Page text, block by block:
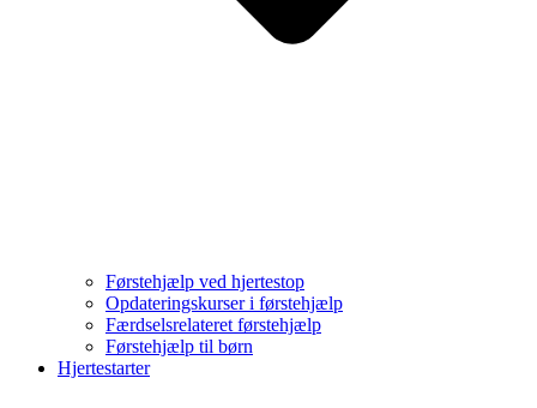
Førstehjælp ved hjertestop
Opdateringskurser i førstehjælp
Færdselsrelateret førstehjælp
Førstehjælp til børn
Hjertestarter